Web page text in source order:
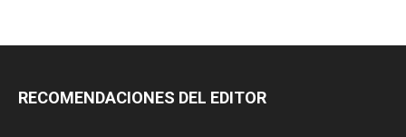
RECOMENDACIONES DEL EDITOR